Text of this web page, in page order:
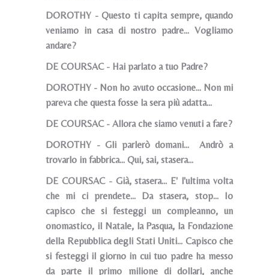
DOROTHY - Questo ti capita sempre, quando
veniamo in casa di nostro padre... Vogliamo
andare?
DE COURSAC - Hai parlato a tuo Padre?
DOROTHY - Non ho avuto occasione... Non mi
pareva che questa fosse la sera più adatta...
DE COURSAC - Allora che siamo venuti a fare?
DOROTHY - Gli parlerò domani... Andrò a
trovarlo in fabbrica... Qui, sai, stasera...
DE COURSAC - Già, stasera... E' l'ultima volta
che mi ci prendete... Da stasera, stop... Io
capisco che si festeggi un compleanno, un
onomastico, il Natale, la Pasqua, la Fondazione
della Repubblica degli Stati Uniti... Capisco che
si festeggi il giorno in cui tuo padre ha messo
da parte il primo milione di dollari, anche